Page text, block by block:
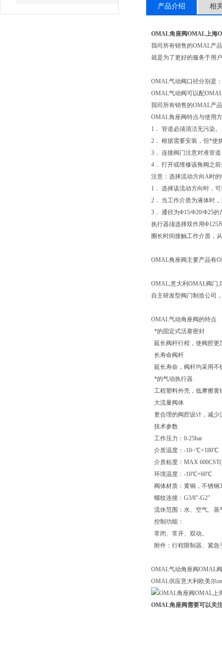
产品介绍 相
OMAL角座阀OMAL上海
我司所有销售的OMAL产
就是为了更好的服务于用
OMAL气动阀口径分别是
OMAL气动阀可以配
我司所有销售的OMAL产
OMAL角座阀特点与使用
1． 管道必须清洁无污染。
2． 根据需要安装，但*使
3． 连接阀门注意对准管
4． 打开或维修该角阀之
注意：选择流动方向A时
1． 选择该流动方向时，
2． 当工作介质为液体时
3． 通径为Φ15/Φ20/Φ25的
执行器须选择双作用Φ125
圈长时间接触工作介质，
OMAL角座阀主要产品有
OMAL,意大利 OMAL阀门,
自主研发型阀门制造公司
OMAL气动角座阀的特点
*的固定式活塞密封
延长阀杆行程，使阀腔更
长寿命阀杆
延长寿命，阀杆均采用不
*的气动执行器
工程塑料外壳，低摩擦黄
大流量阀体
更合理的阀腔设计，减少
技术参数
工作压力：0-25bar
介质温度：-10~℃+180℃
介质粘度：MAX
环境温度：-10℃+60℃
阀体材质：黄铜，不锈钢
螺纹连接：G3/8"-G2"
流休范围：水、空气、
控制功能：
常闭、常开、双动。
附件：行程限制器、紧
OMAL气动角座阀OMAL
OMAL供应意大利欧美尔
OMAL角座阀需要可以关